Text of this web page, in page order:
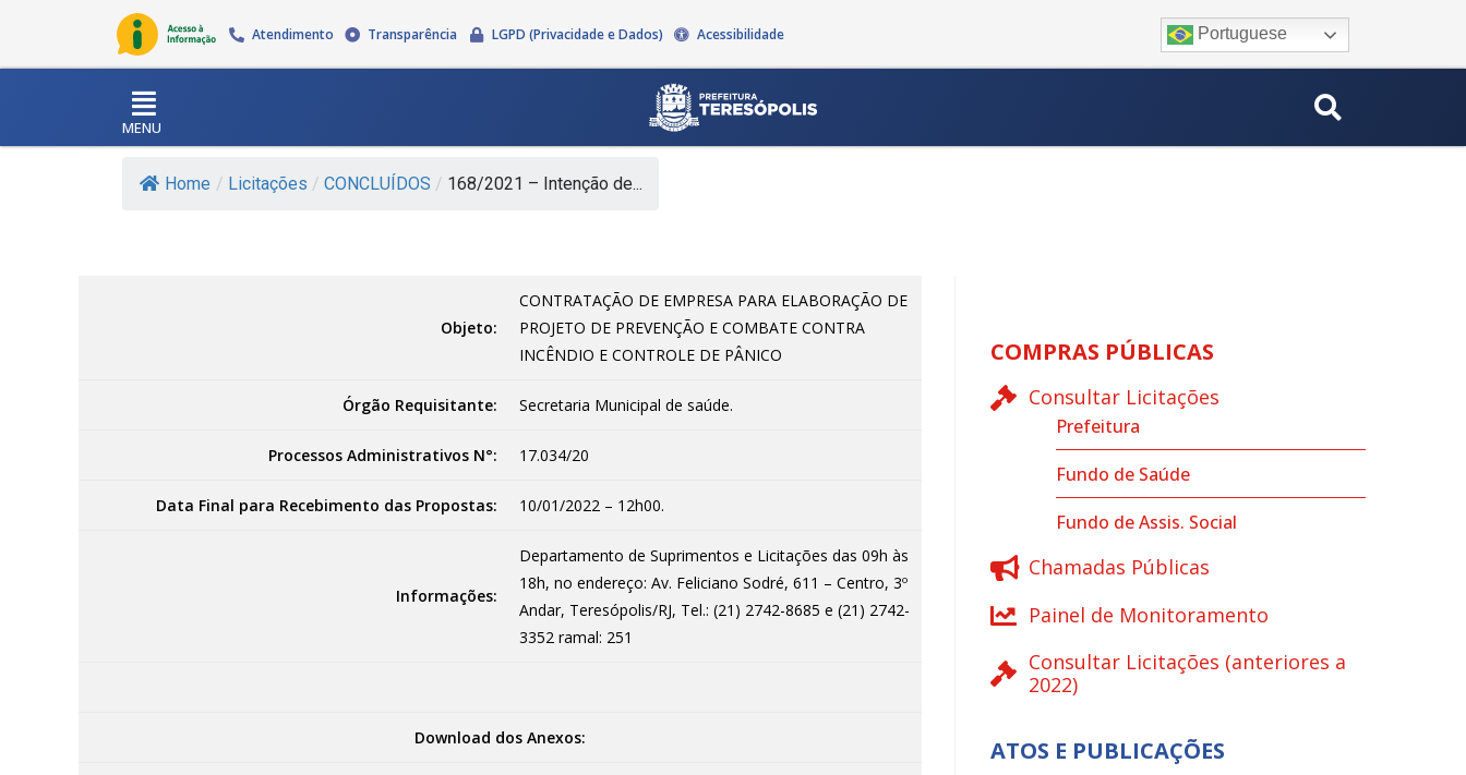
Atendimento Transparência LGPD (Privacidade e Dados) Acessibilidade Portuguese
MENU
Home / Licitações / CONCLUÍDOS / 168/2021 – Intenção de...
Objeto:
CONTRATAÇÃO DE EMPRESA PARA ELABORAÇÃO DE
PROJETO DE PREVENÇÃO E COMBATE CONTRA
INCÊNDIO E CONTROLE DE PÂNICO
Órgão Requisitante: Secretaria Municipal de saúde.
Processos Administrativos N°: 17.034/20
Data Final para Recebimento das Propostas: 10/01/2022 – 12h00.
Informações:
Departamento de Suprimentos e Licitações das 09h às
18h, no endereço: Av. Feliciano Sodré, 611 – Centro, 3º
Andar, Teresópolis/RJ, Tel.: (21) 2742-8685 e (21) 2742-
3352 ramal: 251
Download dos Anexos:
COMPRAS PÚBLICAS
Consultar Licitações
Prefeitura
Fundo de Saúde
Fundo de Assis. Social
Chamadas Públicas
Painel de Monitoramento
Consultar Licitações (anteriores a
2022)
ATOS E PUBLICAÇÕES